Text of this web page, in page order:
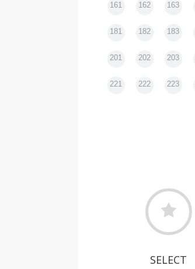
161 162 163
181 182 183
201 202 203
221 222 223
SELECT